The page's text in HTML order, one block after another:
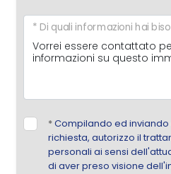
* Di quali informazioni hai
*Compilando ed
richiesta, autorizzo il
personali ai sensi
di aver preso visione